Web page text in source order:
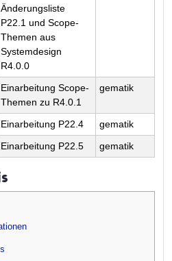
Änderungsliste
P22.1 und Scope-
Themen aus
Systemdesign
R4.0.0
Einarbeitung Scope-
Themen zu R4.0.1
gematik
Einarbeitung P22.4
gematik
Einarbeitung P22.5 gematik